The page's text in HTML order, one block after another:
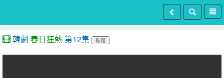
韓劇 春日狂熱第12集 報錯